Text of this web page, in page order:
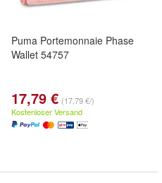
Puma Portemonnaie Phase
Wallet 54757
17,79 € (17,79 €/)
Kostenloser Versand